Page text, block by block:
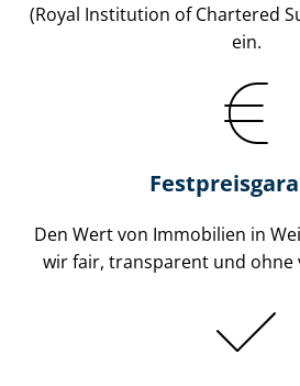
(Royal Institution of Chartered
ein.
Den Wert von Immobilien in
wir fair, transparent und ohne